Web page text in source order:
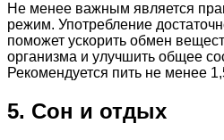
Не менее важным является
режим. Употребление
поможет ускорить обмен
организма и улучшить общее
Рекомендуется пить не менее
5. Сон и отдых